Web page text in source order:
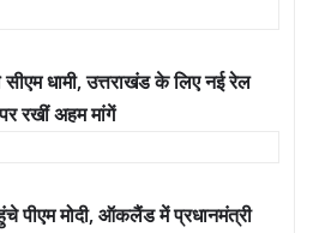
धामी, उत्तराखंड के लिए नई रेल
रखीं अहम मांगें
पीएम मोदी, ऑकलैंड में प्रधानमंत्री